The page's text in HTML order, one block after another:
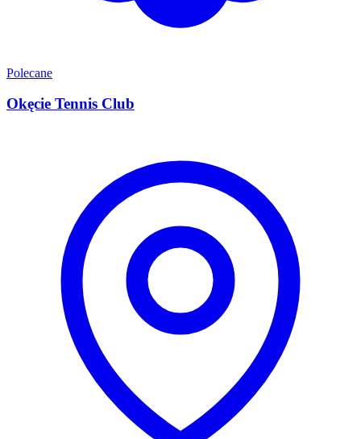
Polecane
Okęcie Tennis Club